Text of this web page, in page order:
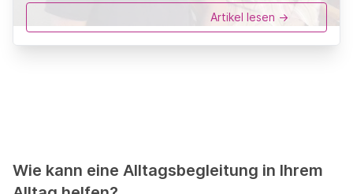
Artikel lesen ->
Wie kann eine Alltagsbegleitung in Ihrem